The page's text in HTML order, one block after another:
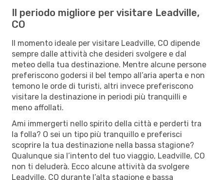
Il periodo migliore per visitare Leadville,
CO
Il momento ideale per visitare Leadville, CO dipende
sempre dalle attività che desideri svolgere e dal
meteo della tua destinazione. Mentre alcune persone
preferiscono godersi il bel tempo all’aria aperta e non
temono le orde di turisti, altri invece preferiscono
visitare la destinazione in periodi più tranquilli e
meno affollati.
Ami immergerti nello spirito della città e perderti tra
la folla? O sei un tipo più tranquillo e preferisci
scoprire la tua destinazione nella bassa stagione?
Qualunque sia l’intento del tuo viaggio, Leadville, CO
non ti deluderà. Ecco alcune attività da svolgere
Leadville, CO durante l’alta stagione e bassa